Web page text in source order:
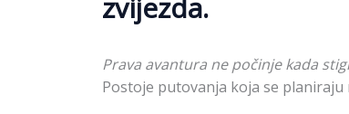
zvijezda.
Prava avantura ne počinje kada
Postoje putovanja koja se planiraju